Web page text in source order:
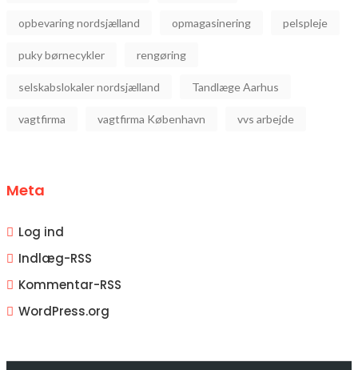
opbevaring nordsjælland opmagasinering pelspleje
puky børnecykler rengøring
selskabslokaler nordsjælland Tandlæge Aarhus
vagtfirma vagtfirma København vvs arbejde
Meta
Log ind
Indlæg-RSS
Kommentar-RSS
WordPress.org